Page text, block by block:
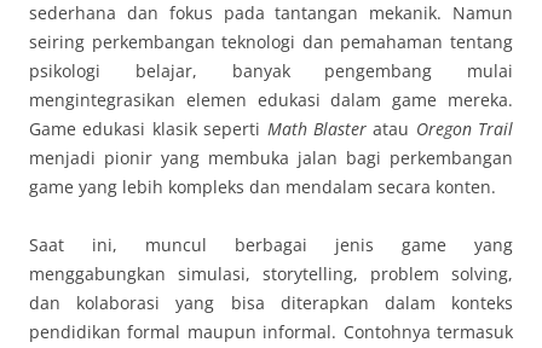
sederhana dan fokus pada tantangan mekanik. Namun
seiring perkembangan teknologi dan pemahaman tentang
psikologi belajar, banyak pengembang mulai
mengintegrasikan elemen edukasi dalam game mereka.
Game edukasi klasik seperti Math Blasteratau Oregon Trail
menjadi pionir yang membuka jalan bagi perkembangan
game yang lebih kompleks dan mendalam secara konten.
Saat ini, muncul berbagai jenis game yang
menggabungkan simulasi, storytelling, problem solving,
dan kolaborasi yang bisa diterapkan dalam konteks
pendidikan formal maupun informal. Contohnya termasuk